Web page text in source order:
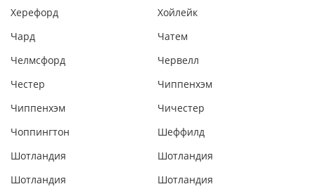
Херефорд
Хойлейк
Чард
Чатем
Челмсфорд
Червелл
Честер
Чиппенхэм
Чиппенхэм
Чичестер
Чоппингтон
Шеффилд
Шотландия
Шотландия
Шотландия
Шотландия